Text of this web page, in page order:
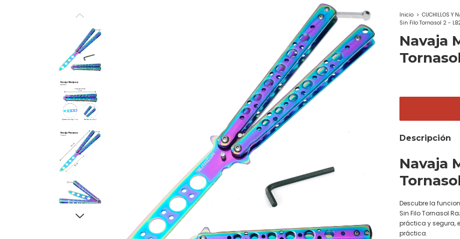
Inicio > CUCHILLOS Y
Sin Filo Tornasol 2 -
Navaja
Descripción
Navaja
Descubre la
Sin Filo Tornasol
práctica y segura,
práctica.